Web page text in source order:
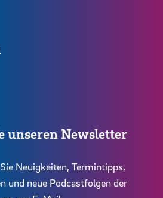
unseren Newsletter
Neuigkeiten, Termintipps,
und neue Podcastfolgen der